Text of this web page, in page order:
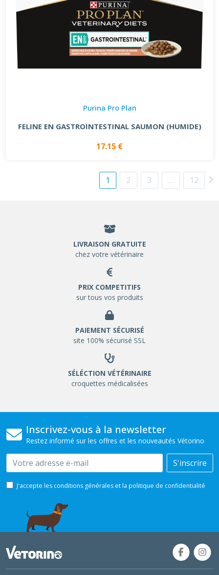
Purina Pro Plan
FELINE EN GASTROINTESTINAL SAUMON (HUMIDE)
17.15 €
1 2 3 … 12
LIVRAISON GRATUITE
chez votre vétérinaire
PRIX COMPETITIFS
sur tous vos produits
PAIEMENT SÉCURISÉ
site 100% sécurisé SSL
SÉLÉCTION VÉTÉRINAIRE
croquettes médicalisées
Inscrivez-vous à la newsletter
Restez informé sur les offres et les nouveautés Vétorino
Email S'inscrire
J'accepte les conditions générales et la politique de confidentialité